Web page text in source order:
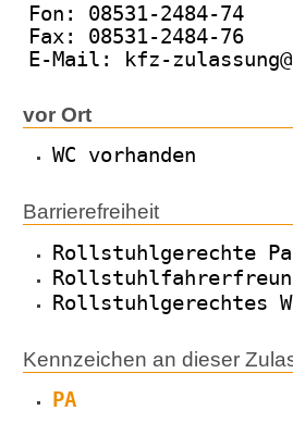
Fon: 08531-2484-74
Fax: 08531-2484-76
E-Mail: kfz-
vor Ort
WC vorhanden
Barrierefreiheit
Rollstuhlgerechte
Rollstuhlgerechtes
Kennzeichen an dieser
PA